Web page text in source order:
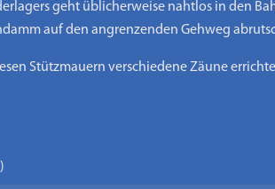
geht üblicherweise nahtlos in den
auf den angrenzenden Gehweg
Stützmauern verschiedene Zäune